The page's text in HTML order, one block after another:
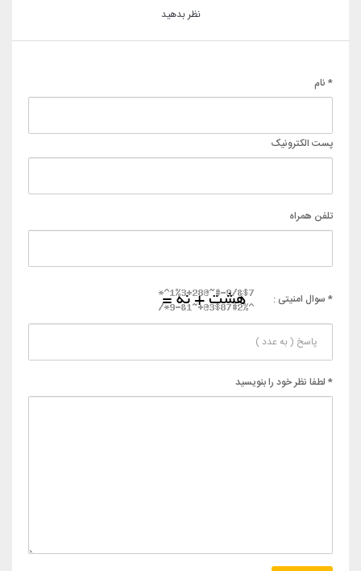
نظر بدهید
* نام
پست الکترونیک
تلفن همراه
* سوال امنیتی :
* لطفا نظر خود را بنویسید